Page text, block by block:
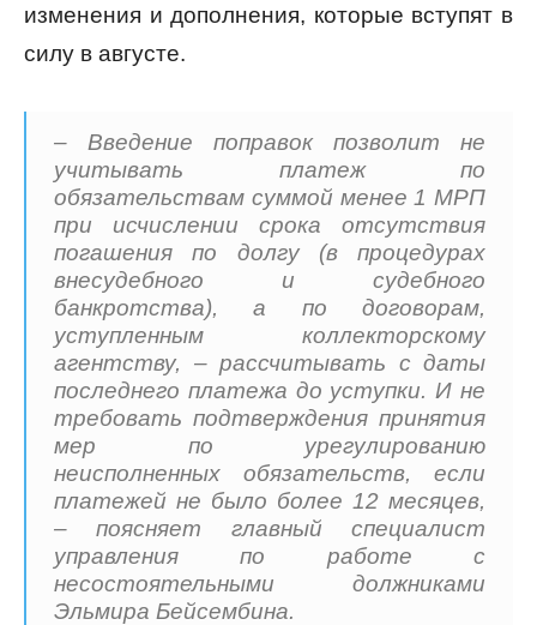
изменения и дополнения, которые вступят в
силу в августе.
– Введение поправок позволит не
учитывать платеж по
обязательствам суммой менее 1 МРП
при исчислении срока отсутствия
погашения по долгу (в процедурах
внесудебного и судебного
банкротства), а по договорам,
уступленным коллекторскому
агентству, – рассчитывать с даты
последнего платежа до уступки. И не
требовать подтверждения принятия
мер по урегулированию
неисполненных обязательств, если
платежей не было более 12 месяцев,
– поясняет главный специалист
управления по работе с
несостоятельными должниками
Эльмира Бейсембина.